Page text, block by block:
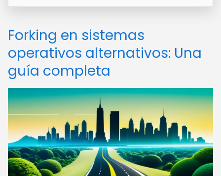
Forking en sistemas
operativos alternativos: Una
guía completa